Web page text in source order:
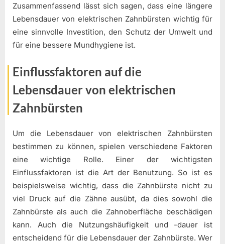
Zusammenfassend lässt sich sagen, dass eine längere
Lebensdauer von elektrischen Zahnbürsten wichtig für
eine sinnvolle Investition, den Schutz der Umwelt und
für eine bessere Mundhygiene ist.
Einflussfaktoren auf die
Lebensdauer von elektrischen
Zahnbürsten
Um die Lebensdauer von elektrischen Zahnbürsten
bestimmen zu können, spielen verschiedene Faktoren
eine wichtige Rolle. Einer der wichtigsten
Einflussfaktoren ist die Art der Benutzung. So ist es
beispielsweise wichtig, dass die Zahnbürste nicht zu
viel Druck auf die Zähne ausübt, da dies sowohl die
Zahnbürste als auch die Zahnoberfläche beschädigen
kann. Auch die Nutzungshäufigkeit und -dauer ist
entscheidend für die Lebensdauer der Zahnbürste. Wer